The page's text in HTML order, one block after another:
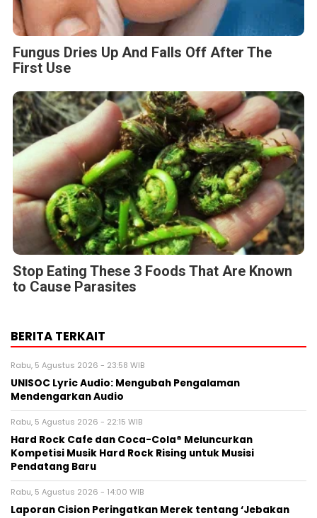
Fungus Dries Up And Falls Off After The
First Use
Stop Eating These 3 Foods That Are Known
to Cause Parasites
BERITA TERKAIT
Rabu, 5 Agustus 2026 - 23:58 WIB
UNISOC Lyric Audio: Mengubah Pengalaman
Mendengarkan Audio
Rabu, 5 Agustus 2026 - 22:15 WIB
Hard Rock Cafe dan Coca-Cola® Meluncurkan
Kompetisi Musik Hard Rock Rising untuk Musisi
Pendatang Baru
Rabu, 5 Agustus 2026 - 14:00 WIB
Laporan Cision Peringatkan Merek tentang ‘Jebakan